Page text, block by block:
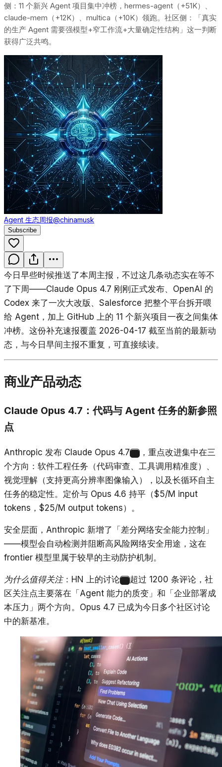
侧：11 个新兴 Agent 项目集中冲榜，hermes-agent（+51K）、
claude-mem（+12K）、multica（+10K）领跑。社区侧：「真实
的生产 Agent 需要强模型+窄工作流+大量确定性结构」这一判断
获得广泛共鸣。
Agent 生态周报@chinamusk
Subscribe
今日早些时候推送了本周主报，不过这几条动态实在等不
了下周——Claude Opus 4.7 刚刚正式发布、OpenAI 的
Codex 来了一次大改版、Salesforce 把整个平台拆开喂
给 Agent，加上 GitHub 上的 11 个新兴项目一夜之间集体
冲榜。这份补充速报覆盖 2026-04-17 截至当前的最新动
态，与今日早间主报不重复，可直接续读。
商业产品动态
Claude Opus 4.7：代码与 Agent 任务的新参照
点
Anthropic 发布 Claude Opus 4.7
，重点改进集中在三
个方向：软件工程任务（代码审查、工具调用精准度）、
视觉理解（支持更高分辨率图像输入），以及长循环自主
任务的稳定性。定价与 Opus 4.6 持平（$5/M input
tokens，$25/M output tokens）。
安全层面，Anthropic 新增了「差分网络安全能力控制」
——模型会自动检测并阻断高风险网络安全用途，这在
frontier 模型里属于较早的主动防护机制。
为什么值得关注：HN 上的讨论
超过 1200 条评论，社
区关注点主要落在「Agent 能力的质变」和「企业部署成
本压力」两个方向。Opus 4.7 已成为今日多个社区讨论
中的新基准。